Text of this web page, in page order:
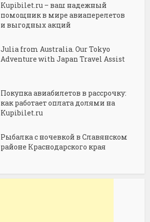
Kupibilet.ru – ваш надежный
помощник в мире авиаперелетов
и выгодных акций
Julia from Australia. Our Tokyo
Adventure with Japan Travel Assist
Покупка авиабилетов в рассрочку:
как работает оплата долями на
Kupibilet.ru
Рыбалка с ночевкой в Славянском
районе Краснодарского края